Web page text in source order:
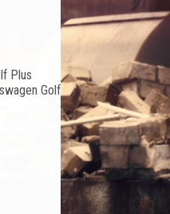
Plus
Golf